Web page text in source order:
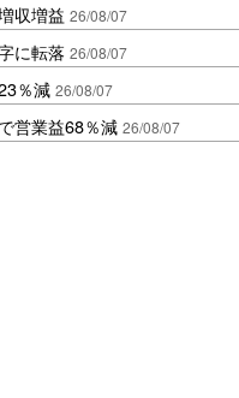
収増益 26/08/07
に転落 26/08/07
％減 26/08/07
営業益68％減 26/08/07